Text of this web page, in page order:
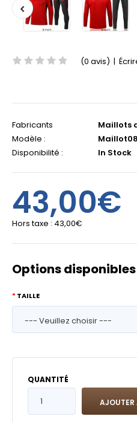
(0 avis) |
Fabricants
Maillots
Modèle :
Disponibilité :
In Stock
43,00€
Hors taxe : 43,00€
Options disponibles
TAILLE
QUANTITÉ